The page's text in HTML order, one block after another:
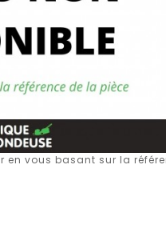
vous basant sur la